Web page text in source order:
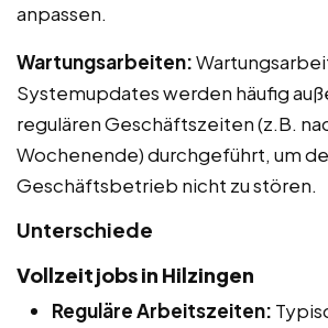
anpassen.
Wartungsarbeiten:
Systemupdates werden häufig
regulären Geschäftszeiten (z.B.
Wochenende) durchgeführt, um
Geschäftsbetrieb nicht zu stören.
Unterschiede
Vollzeitjobs in Hilzingen
Reguläre Arbeitszeiten: